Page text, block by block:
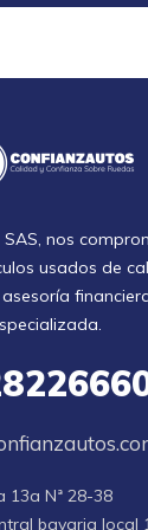
nos
usados de
13a Nª 28-38
bavaria local